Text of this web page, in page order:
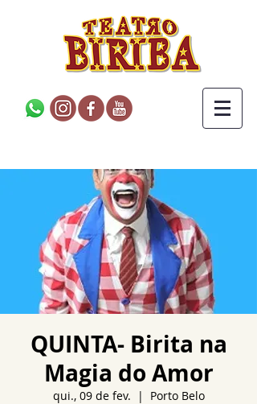
QUINTA- Birita na
Magia do Amor
qui., 09 de fev.
  |
Porto Belo